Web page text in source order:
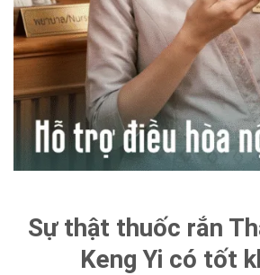
Sự thật thuốc rắn
Keng Yi có tốt